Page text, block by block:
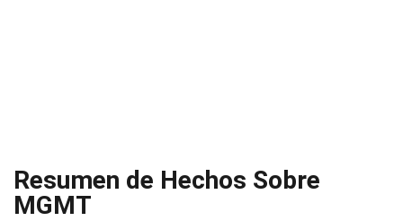
Resumen de Hechos Sobre
MGMT